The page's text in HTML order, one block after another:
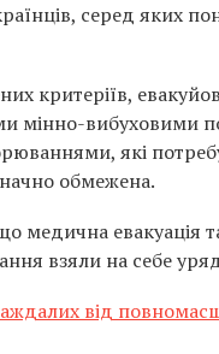
серед яких
критеріїв,
мінно-
які
обмежена.
медична евакуація
взяли на себе
від